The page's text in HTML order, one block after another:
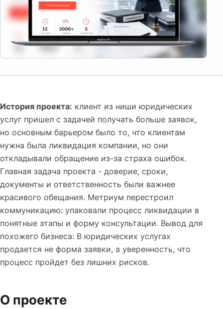
История проекта: клиент из ниши юридических
услуг пришел с задачей получать больше заявок,
но основным барьером было то, что клиентам
нужна была ликвидация компании, но они
откладывали обращение из-за страха ошибок.
Главная задача проекта - доверие, сроки,
документы и ответственность были важнее
красивого обещания. Метриум перестроил
коммуникацию: упаковали процесс ликвидации в
понятные этапы и форму консультации. Вывод для
похожего бизнеса: В юридических услугах
продается не форма заявки, а уверенность, что
процесс пройдет без лишних рисков.
О проекте